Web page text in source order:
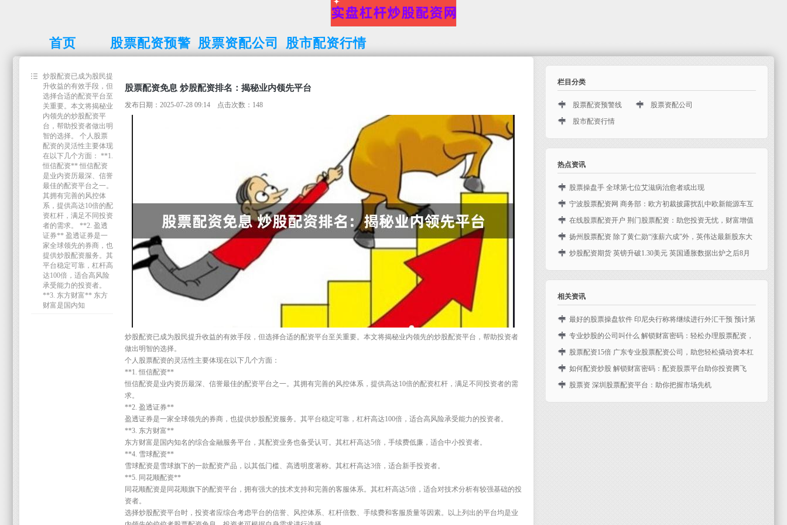
首页
股票配资预警 股票资配公司 股市配资行情
炒股配资已成为股民提
升收益的有效手段，但
选择合适的配资平台至
关重要。本文将揭秘业
内领先的炒股配资平
台，帮助投资者做出明
智的选择。 个人股票
配资的灵活性主要体现
在以下几个方面： **1.
恒信配资** 恒信配资
是业内资历最深、信誉
最佳的配资平台之一。
其拥有完善的风控体
系，提供高达10倍的配
资杠杆，满足不同投资
者的需求。 **2. 盈透
证券** 盈透证券是一
家全球领先的券商，也
提供炒股配资服务。其
平台稳定可靠，杠杆高
达100倍，适合高风险
承受能力的投资者。
**3. 东方财富** 东方
财富是国内知
股票配资免息 炒股配资排名：揭秘业内领先平台
发布日期：2025-07-28 09:14 点击次数：148
炒股配资已成为股民提升收益的有效手段，但选择合适的配资平台至关重要。本文将揭秘业内领先的炒股配资平台，帮助投资者
做出明智的选择。
个人股票配资的灵活性主要体现在以下几个方面：
**1. 恒信配资**
恒信配资是业内资历最深、信誉最佳的配资平台之一。其拥有完善的风控体系，提供高达10倍的配资杠杆，满足不同投资者的需
求。
**2. 盈透证券**
盈透证券是一家全球领先的券商，也提供炒股配资服务。其平台稳定可靠，杠杆高达100倍，适合高风险承受能力的投资者。
**3. 东方财富**
东方财富是国内知名的综合金融服务平台，其配资业务也备受认可。其杠杆高达5倍，手续费低廉，适合中小投资者。
**4. 雪球配资**
雪球配资是雪球旗下的一款配资产品，以其低门槛、高透明度著称。其杠杆高达3倍，适合新手投资者。
**5. 同花顺配资**
同花顺配资是同花顺旗下的配资平台，拥有强大的技术支持和完善的客服体系。其杠杆高达5倍，适合对技术分析有较强基础的投
资者。
选择炒股配资平台时，投资者应综合考虑平台的信誉、风控体系、杠杆倍数、手续费和客服质量等因素。以上列出的平台均是业
栏目分类
股票配资预警线
股票资配公司
股市配资行情
热点资讯
股票操盘手 全球第七位艾滋病治愈者或出现
转自：京报网_北京日报官方网站股票操盘手 百川股份：子
公司年产2GWh锂离子电池及电池组项目进入量产阶段 【#全
球第七位艾滋病治愈者或出现#】7月19日报道，德...
宁波股票配资网 商务部：欧方初裁披露扰乱中欧新能源车互
利合作
昨天（12日），欧盟委员会发布关于对华电动汽车反补贴调
查的初裁披露，拟对自中国进口的电动汽车征收临时反补贴
税。在今天商务部例行发布会上，商务部新闻发言人对此进
在线股票配资开户 荆门股票配资：助您投资无忧，财富增值
在荆门在线股票配资开户，股票配资已成为投资者实现财富
增值的重要途径。荆门股票配资公司提供专业、便捷的配资
服务，帮助投资者放大资金杠杆，提升投资收益。 机构炒股
扬州股票配资 除了黄仁勋“涨薪六成”外，英伟达最新股东大
会还说了这些
当地时间6月26日，英伟达召开股东大会，股东大会时长仅半
薪酬计划。盘中英伟达股价走低，收盘上涨0.25%，...
炒股配资期货 英镑升破1.30美元 英国通胀数据出炉之后8月
降息可能性降低
国央行下个月将维持利率不变，因为英国通胀数据暗示基础
价格压力依然存在。 杠杆股票配资的运作方式是投资者通...
相关资讯
最好的股票操盘软件 印尼央行称将继续进行外汇干预 预计第
四季度有降息空间
印尼央行行长Perry Warjiyo表示，央行将继续通过即期交易、
国内无本金交割远期和二级市场国债交易最好的股票操盘软
件，来干预外汇市场。 1. 雪球：作为国...
专业炒股的公司叫什么 解锁财富密码：轻松办理股票配资，
助你投资腾飞
在当今瞬息万变的金融市场中，股票配资已成为投资者实现
财富增长的有力工具。通过股票配资，投资者可以放大其投
资规模，从而获得更高的潜在收益。 炒股配资网提供资金杠
股票配资15倍 广东专业股票配资公司，助您轻松撬动资本杠
杆
在瞬息万变的股票市场中，资本杠杆往往是投资者致胜的关
键。广东专业股票配资公司应运而生，为投资者提供安全、
如何配资炒股 解锁财富密码：配资股票平台助你投资腾飞
在当今瞬息万变的金融市场中，配资股票平台正成为投资者
解锁财富密码的利器。配资平台通过提供杠杆资金如何配资
股票资 深圳股票配资平台：助你把握市场先机
在瞬息万变的股市中，把握先机至关重要。深圳股票配资平